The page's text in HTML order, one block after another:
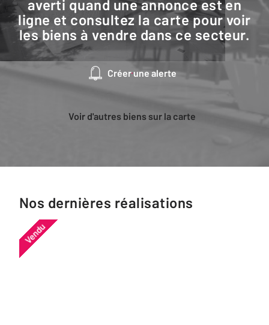
averti quand une annonce est en
ligne et consultez la carte pour voir
les biens à vendre dans ce secteur.
Créer une alerte
Voir d'autres biens sur la carte
Nos dernières réalisations
Vendu